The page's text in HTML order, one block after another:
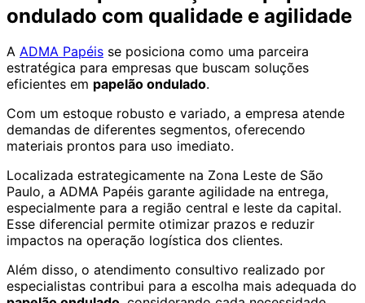
ondulado com qualidade e agilidade
A ADMA Papéis se posiciona como uma parceira
estratégica para empresas que buscam soluções
eficientes em papelão ondulado.
Com um estoque robusto e variado, a empresa atende
demandas de diferentes segmentos, oferecendo
materiais prontos para uso imediato.
Localizada estrategicamente na Zona Leste de São
Paulo, a ADMA Papéis garante agilidade na entrega,
especialmente para a região central e leste da capital.
Esse diferencial permite otimizar prazos e reduzir
impactos na operação logística dos clientes.
Além disso, o atendimento consultivo realizado por
especialistas contribui para a escolha mais adequada do